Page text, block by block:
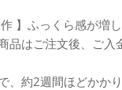
作 】ふっくら感が増
品はご注文後、ご
、約2週間ほどかか